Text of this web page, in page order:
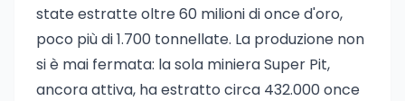
state estratte oltre 60 milioni di once d'oro,
poco più di 1.700 tonnellate. La produzione non
si è mai fermata: la sola miniera Super Pit,
ancora attiva, ha estratto circa 432.000 once